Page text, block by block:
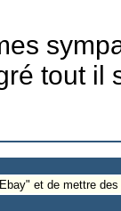
tout il
et de mettre